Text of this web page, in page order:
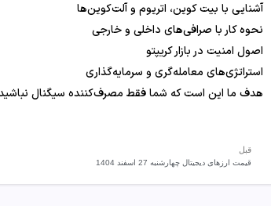
آشنایی با بیت کوین، اتریوم و آلت‌کوین‌ها
نحوه کار با صرافی‌های داخلی و خارجی
اصول امنیت در بازار کریپتو
استراتژی‌های معامله‌گری و سرمایه‌گذاری
هدف ما این است که شما فقط مصرف‌کننده سیگنال
قبل
‌‏قیمت ارزهای دیجیتال چهارشنبه 27 اسفند 1404